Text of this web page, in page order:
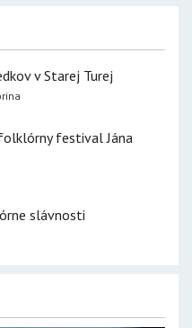
v Starej Turej
festival Jána
slávnosti